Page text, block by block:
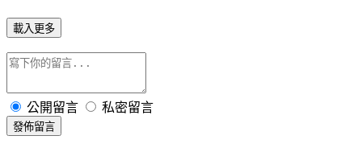
載入更多
公開留言 私密留言
發佈留言